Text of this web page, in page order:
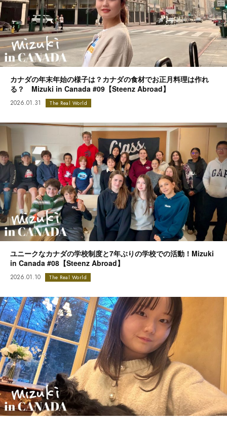
カナダの年末年始の様子は？カナダの食材でお正月料理は作れ
る？ Mizuki in Canada #09【Steenz Abroad】
2026.01.31 The Real World
ユニークなカナダの学校制度と7年ぶりの学校での活動！Mizuki
in Canada #08【Steenz Abroad】
2026.01.10 The Real World